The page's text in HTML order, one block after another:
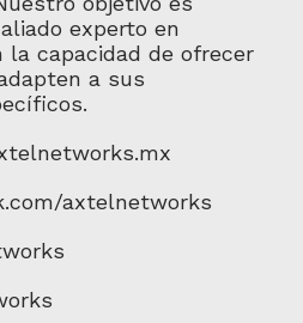
experto en
capacidad de ofrecer
a sus
axtelnetworks